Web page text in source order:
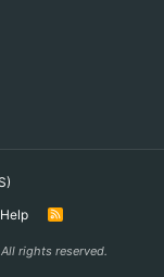
Help
R
All rights reserved.